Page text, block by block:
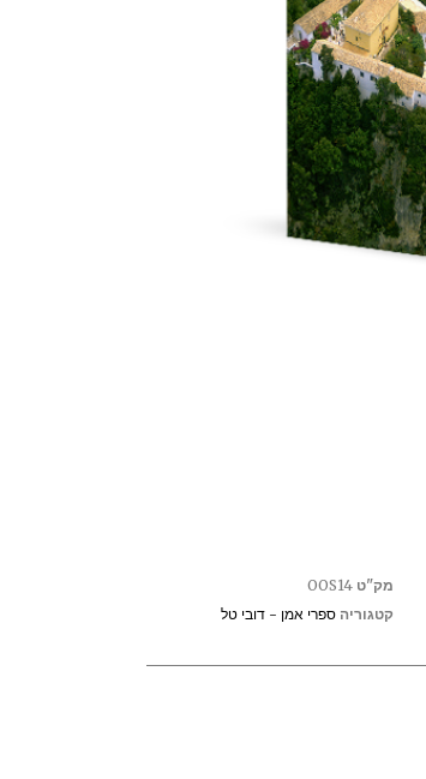
מק"טOOS14
קטגוריה ספרי אמן - דובי טל